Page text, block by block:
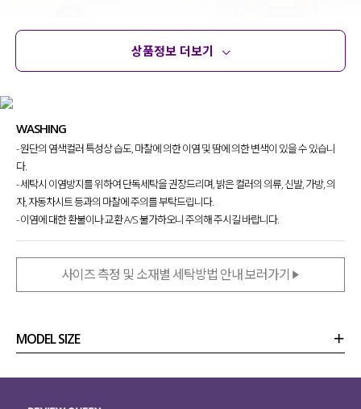
상품정보 더보기
WASHING
- 원단의 염색컬러 특성상 습도, 마찰에 의한 이염 및 땀에 의한 변색이 있을 수 있습니
다.
- 세탁시 이염방지를 위하여 단독세탁을 권장드리며, 밝은 컬러의 의류, 신발, 가방, 의
자, 자동차시트 등과의 마찰에 주의를 부탁드립니다.
- 이염에 대한 환불이나 교환 A/S 불가하오니 주의해 주시길 바랍니다.
사이즈 측정 및 소재별 세탁방법 안내 보러가기
MODEL SIZE